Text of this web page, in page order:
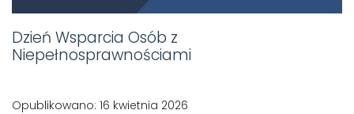
Dzień Wsparcia Osób z
Niepełnosprawnościami
Opublikowano: 16 kwietnia 2026